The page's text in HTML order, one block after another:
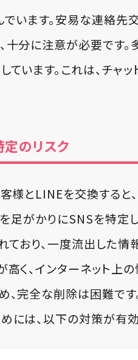
でいます。安易な連絡
分に注意が必要です。
ています。これは、チャ
のリスク
客様とLINEを交換する
足がかりにSNSを特定
ており、一度流出した
く、インターネット上
、完全な削除は困難です
には、以下の対策が有効